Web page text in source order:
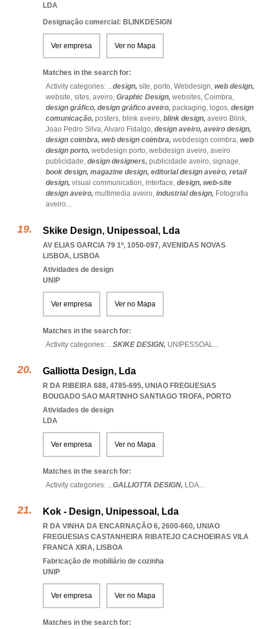
LDA
Designação comercial: BLINKDESIGN
Ver empresa Ver no Mapa
Matches in the search for:
Activity categories: ...design, site, porto, Webdesign, web design,
website, sites, aveiro, Graphic Design, websites, Coimbra,
design gráfico, design gráfico aveiro, packaging, logos, design
comunicação, posters, blink aveiro, blink design, aveiro Blink,
Joao Pedro Silva,Alvaro Fidalgo, design aveiro, aveiro design,
design coimbra, web design coimbra, webdesign coimbra, web
design porto, webdesign porto, webdesign aveiro, aveiro
publicidade, design designers, publicidade aveiro, signage,
book design, magazine design, editorial design aveiro, retail
design, visual communication, interface, design, web-site
design aveiro, multimedia aveiro, industrial design, Fotografia
aveiro...
Skike Design, Unipessoal, Lda
AV ELIAS GARCIA 79 1º, 1050-097, AVENIDAS NOVAS
LISBOA, LISBOA
Atividades de design
UNIP
Ver empresa Ver no Mapa
Matches in the search for:
Activity categories: ...SKIKE DESIGN, UNIPESSOAL...
Galliotta Design, Lda
R DA RIBEIRA 688, 4785-695, UNIAO FREGUESIAS
BOUGADO SAO MARTINHO SANTIAGO TROFA, PORTO
Atividades de design
LDA
Ver empresa Ver no Mapa
Matches in the search for:
Activity categories: ...GALLIOTTA DESIGN, LDA...
Kok - Design, Unipessoal, Lda
R DA VINHA DA ENCARNAÇÃO 6, 2600-660, UNIAO
FREGUESIAS CASTANHEIRA RIBATEJO CACHOEIRAS VILA
FRANCA XIRA, LISBOA
Fabricação de mobiliário de cozinha
UNIP
Ver empresa Ver no Mapa
Matches in the search for: